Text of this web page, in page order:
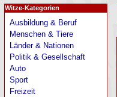
Witze-Kategorien
Ausbildung & Beruf
Menschen & Tiere
Länder & Nationen
Politik & Gesellschaft
Auto
Sport
Freizeit